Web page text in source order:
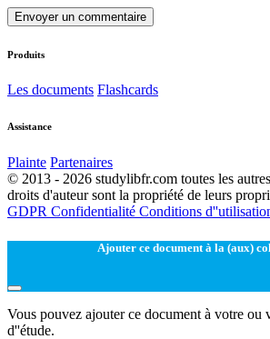
Envoyer un commentaire
Produits
Les documents Flashcards
Assistance
Plainte Partenaires
© 2013 - 2026 studylibfr.com toutes les
droits d'auteur sont la propriété de leurs
GDPR Confidentialité Conditions
Ajouter ce document à la (aux)
Vous pouvez ajouter ce document à votre ou
d''étude.